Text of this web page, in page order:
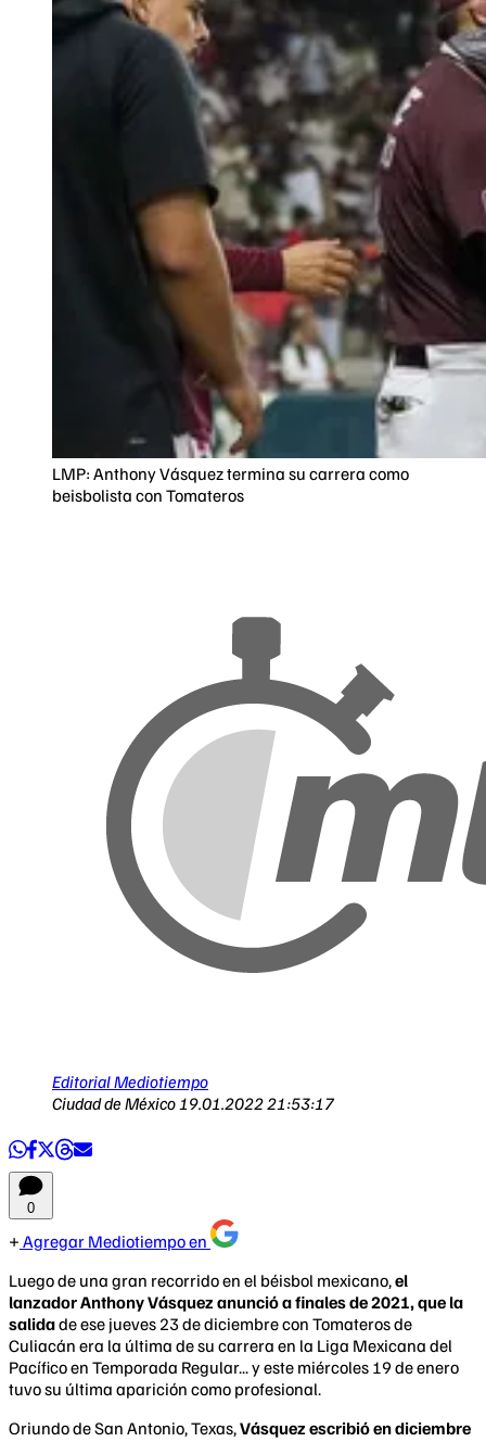
LMP: Anthony Vásquez termina su carrera como
beisbolista con Tomateros
Editorial Mediotiempo
Ciudad de México 19.01.2022 21:53:17
0
Agregar Mediotiempo en
Luego de una gran recorrido en el béisbol mexicano,el
lanzador Anthony Vásquez anunció a finales de 2021, que la
salidade ese jueves 23 de diciembre con Tomateros de
Culiacán era la última de su carrera en la Liga Mexicana del
Pacífico en Temporada Regular... y este miércoles 19 de enero
tuvo su última aparición como profesional.
Oriundo de San Antonio, Texas,Vásquez escribió en diciembre